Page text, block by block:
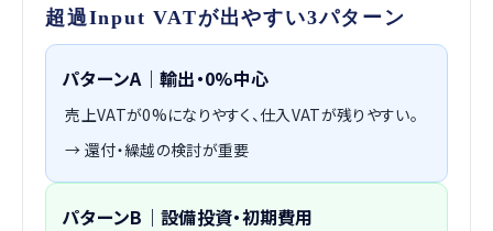
超過Input VATが出やすい3パターン
パターンA｜輸出・0%中心
売上VATが0%になりやすく、仕入VATが残りやすい。
→ 還付・繰越の検討が重要
パターンB｜設備投資・初期費用